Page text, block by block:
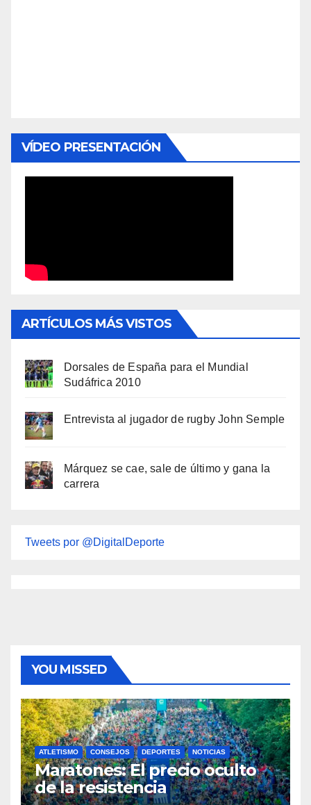
VÍDEO PRESENTACIÓN
ARTÍCULOS MÁS VISTOS
Dorsales de España para el Mundial
Sudáfrica 2010
Entrevista al jugador de rugby John Semple
Márquez se cae, sale de último y gana la
carrera
Tweets por @DigitalDeporte
YOU MISSED
ATLETISMO CONSEJOS DEPORTES NOTICIAS
Maratones: El precio oculto
de la resistencia